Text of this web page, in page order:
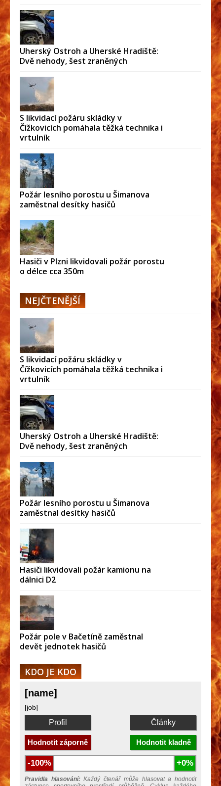
Uherský Ostroh a Uherské Hradiště:
Dvě nehody, šest zraněných
S likvidací požáru skládky v
Čížkovicích pomáhala těžká technika i
vrtulník
Požár lesního porostu u Šimanova
zaměstnal desítky hasičů
Hasiči v Plzni likvidovali požár porostu
o délce cca 350m
NEJČTENĚJŠÍ
S likvidací požáru skládky v
Čížkovicích pomáhala těžká technika i
vrtulník
Uherský Ostroh a Uherské Hradiště:
Dvě nehody, šest zraněných
Požár lesního porostu u Šimanova
zaměstnal desítky hasičů
Hasiči likvidovali požár kamionu na
dálnici D2
Požár pole v Bačetíně zaměstnal
devět jednotek hasičů
KDO JE KDO
[name]
[job]
Profil Články
Hodnotit záporně Hodnotit kladně
-100% +0%
Pravidla hlasování:Každý čtenář může hlasovat a hodnotit